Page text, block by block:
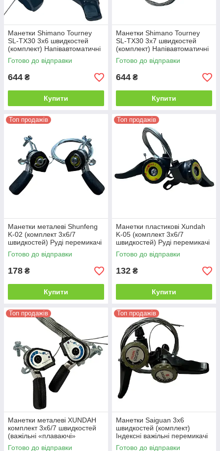
Манетки Shimano Tourney
SL-TX30 3х6 швидкостей
(комплект) Напівавтоматичні
шифтери для велосипеда, 18
швидкостей
Готово до відправки
644 ₴
Купити
Манетки Shimano Tourney
SL-TX30 3х7 швидкостей
(комплект) Напівавтоматичні
шифтери для велосипеда, 21
швидкість
Готово до відправки
644 ₴
Купити
Топ продажів
Манетки металеві Shunfeng
K-02 (комплект 3х6/7
швидкостей) Руді перемикачі
передач для велосипеда
(«плавлячі»)
Готово до відправки
178 ₴
Купити
Топ продажів
Манетки пластикові Xundah
K-05 (комплект 3х6/7
швидкостей) Руді перемикачі
передач для велосипеда
(«плавлячі»)
Готово до відправки
132 ₴
Купити
Топ продажів
Манетки металеві XUNDAH
комплект 3х6/7 швидкостей
(важільні «плаваючі»
перемикачі передач з
Готово до відправки
Топ продажів
Манетки Saiguan 3х6
швидкостей (комплект)
Індексні важільні перемикачі
передач для велосипеда, 18
Готово до відправки